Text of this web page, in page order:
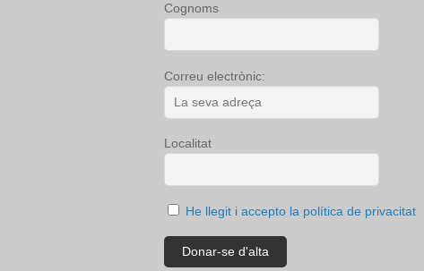
Cognoms
Correu electrònic:
Localitat
He llegit i accepto la política de privacitat